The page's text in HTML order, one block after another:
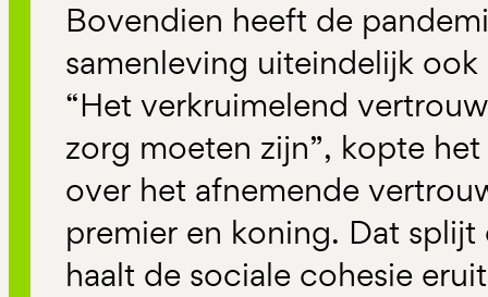
Bovendien heeft de
samenleving uiteindelijk
“Het verkruimelend
zorg moeten zijn”, kopte
over het afnemende
premier en koning. Dat splijt
haalt de sociale cohesie